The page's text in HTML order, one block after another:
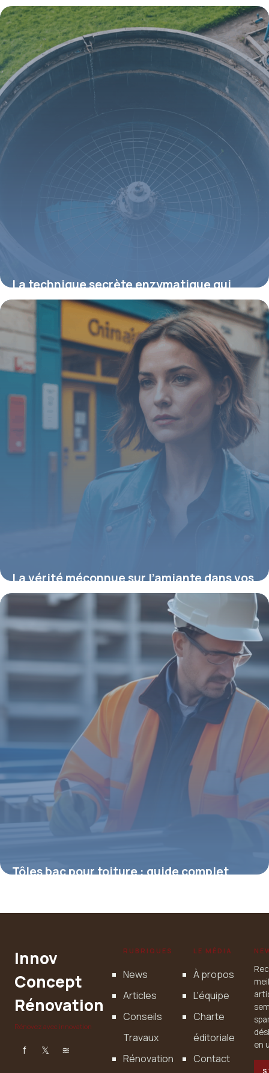
cruciale entre chape et dalle, révélée par
les experts du bâtiment
7 août 2025
La technique secrète enzymatique qui
élimine durablement les odeurs de
canalisation et redonne un air sain chez
soi
31 juillet 2025
La vérité méconnue sur l’amiante dans vos
murs : comment la détecter et agir avant
qu’il ne soit trop tard
28 juillet 2025
Tôles bac pour toiture : guide complet
Innov
Concept
Rénovation
Rénovez avec innovation
f 𝕏 ≋
RUBRIQUES
News
Articles
Conseils
Travaux
Rénovation
LE MÉDIA
À propos
L'équipe
Charte
éditoriale
Contact
en